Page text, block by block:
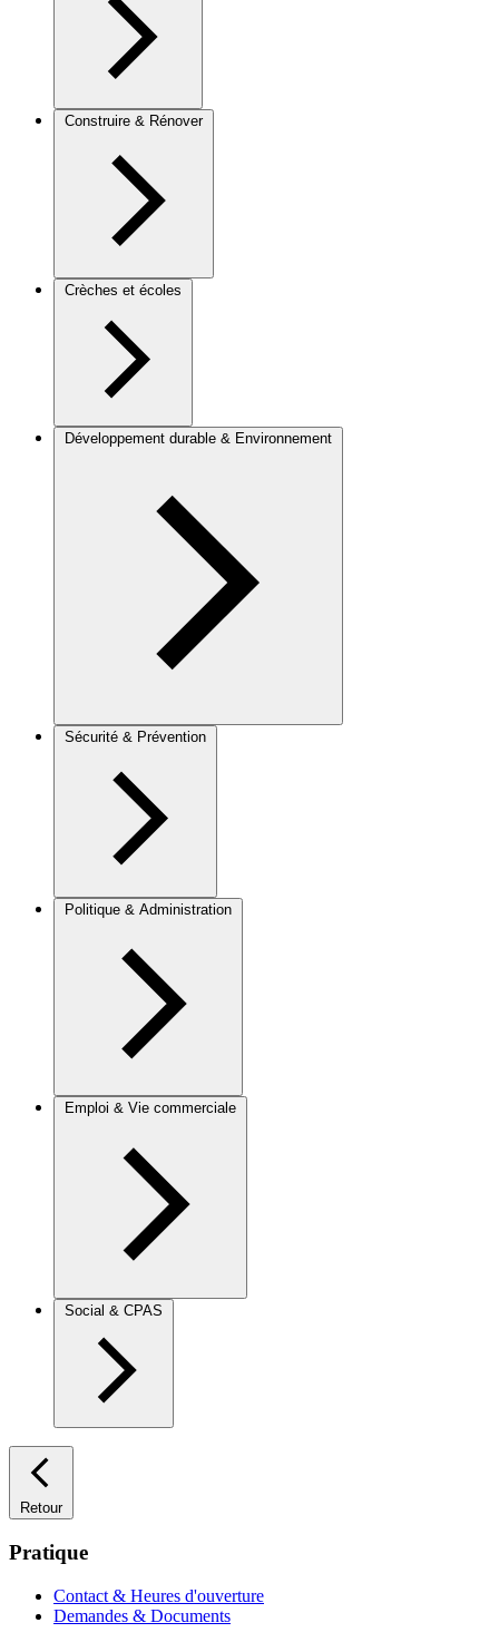
Construire & Rénover
Crèches et écoles
Développement durable & Environnement
Sécurité & Prévention
Politique & Administration
Emploi & Vie commerciale
Social & CPAS
Retour
Pratique
Contact & Heures d'ouverture
Demandes & Documents